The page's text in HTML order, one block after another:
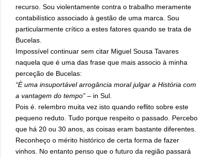
recurso. Sou violentamente contra o trabalho meramente
contabilístico associado à gestão de uma marca. Sou
particularmente crítico a estes fatores quando se trata de
Bucelas.
Impossível continuar sem citar Miguel Sousa Tavares
naquela que é uma das frase que mais associo à minha
perceção de Bucelas:
“È uma insuportável arrogância moral julgar a História com
a vantagem do tempo” – in Sul.
Pois é. relembro muita vez isto quando reflito sobre este
pequeno reduto. Tudo porque respeito o passado. Percebo
que há 20 ou 30 anos, as coisas eram bastante diferentes.
Reconheço o mérito histórico de certa forma de fazer
vinhos. No entanto penso que o futuro da região passará